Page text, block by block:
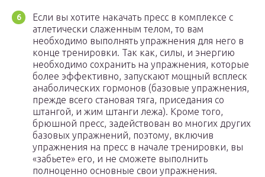
Если вы хотите накачать пресс в комплексе с
атлетически слаженным телом, то вам
необходимо выполнять упражнения для него в
конце тренировки. Так как, силы, и энергию
необходимо сохранить на упражнения, которые
более эффективно, запускают мощный всплеск
анаболических гормонов (базовые упражнения,
прежде всего становая тяга, приседания со
штангой, и жим штанги лежа). Кроме того,
брюшной пресс, задействован во многих других
базовых упражнений, поэтому, включив
упражнения на пресс в начале тренировки, вы
«забьете» его, и не сможете выполнить
полноценно основные свои упражнения.